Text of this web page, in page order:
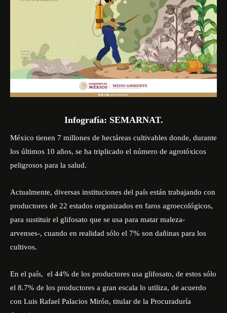
Infografía: SEMARNAT.
México tienen 7 millones de hectáreas cultivables donde, durante
los últimos 10 años, se ha triplicado el número de agrotóxicos
peligrosos para la salud.
Actualmente, diversas instituciones del país están trabajando con
productores de 22 estados organizados en faros agroecológicos,
para sustituir el glifosato que se usa para matar maleza-
arvenses-, cuando en realidad sólo el 7% son dañinas para los
cultivos.
En el país, el 44% de los productores usa glifosato, de estos sólo
el 8.7% de los productores a gran escala lo utiliza, de acuerdo
con Luis Rafael Palacios Mirón, titular de la Procuraduría